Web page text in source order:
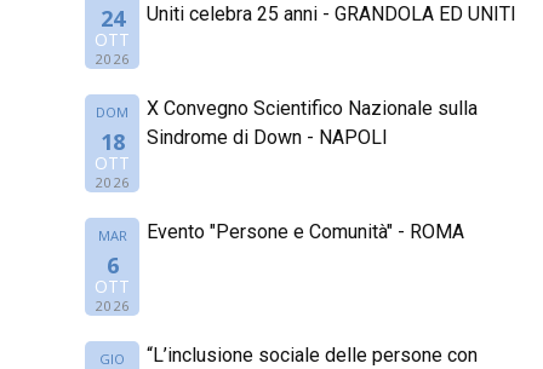
24
OTT
2026
Uniti celebra 25 anni - GRANDOLA ED UNITI
DOM
18
OTT
2026
X Convegno Scientifico Nazionale sulla
Sindrome di Down - NAPOLI
MAR
6
OTT
2026
Evento "Persone e Comunità" - ROMA
GIO
“L’inclusione sociale delle persone con